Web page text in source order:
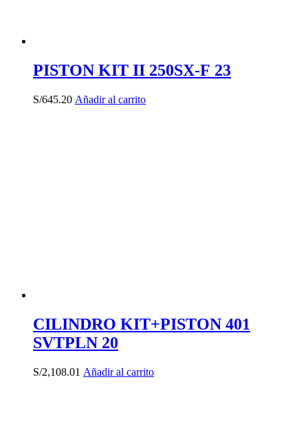
PISTON KIT II 250SX-F 23
S/645.20 Añadir al carrito
CILINDRO KIT+PISTON 401
SVTPLN 20
S/2,108.01 Añadir al carrito